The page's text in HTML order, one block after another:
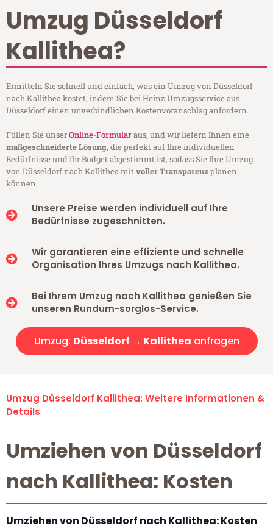
Umzug Düsseldorf
Kallithea?
Ermitteln Sie schnell und einfach, was ein Umzug von Düsseldorf
nach Kallithea kostet, indem Sie bei Heinz Umzugsservice aus
Düsseldorf einen unverbindlichen Kostenvoranschlag anfordern.
Füllen Sie unserOnline-Formularaus, und wir liefern Ihnen eine
maßgeschneiderte Lösung, die perfekt auf Ihre individuellen
Bedürfnisse und Ihr Budget abgestimmt ist, sodass Sie Ihre Umzug
von Düsseldorf nach Kallithea mitvoller Transparenzplanen
können.
Unsere Preise werden individuell auf Ihre
Bedürfnisse zugeschnitten.
Wir garantieren eine effiziente und schnelle
Organisation Ihres Umzugs nach Kallithea.
Bei Ihrem Umzug nach Kallithea genießen Sie
unseren Rundum-sorglos-Service.
Umzug: Düsseldorf → Kallithea anfragen
Umzug Düsseldorf Kallithea: Weitere Informationen &
Details
Umziehen von Düsseldorf
nach Kallithea: Kosten
Umziehen von Düsseldorf nach Kallithea: Kosten